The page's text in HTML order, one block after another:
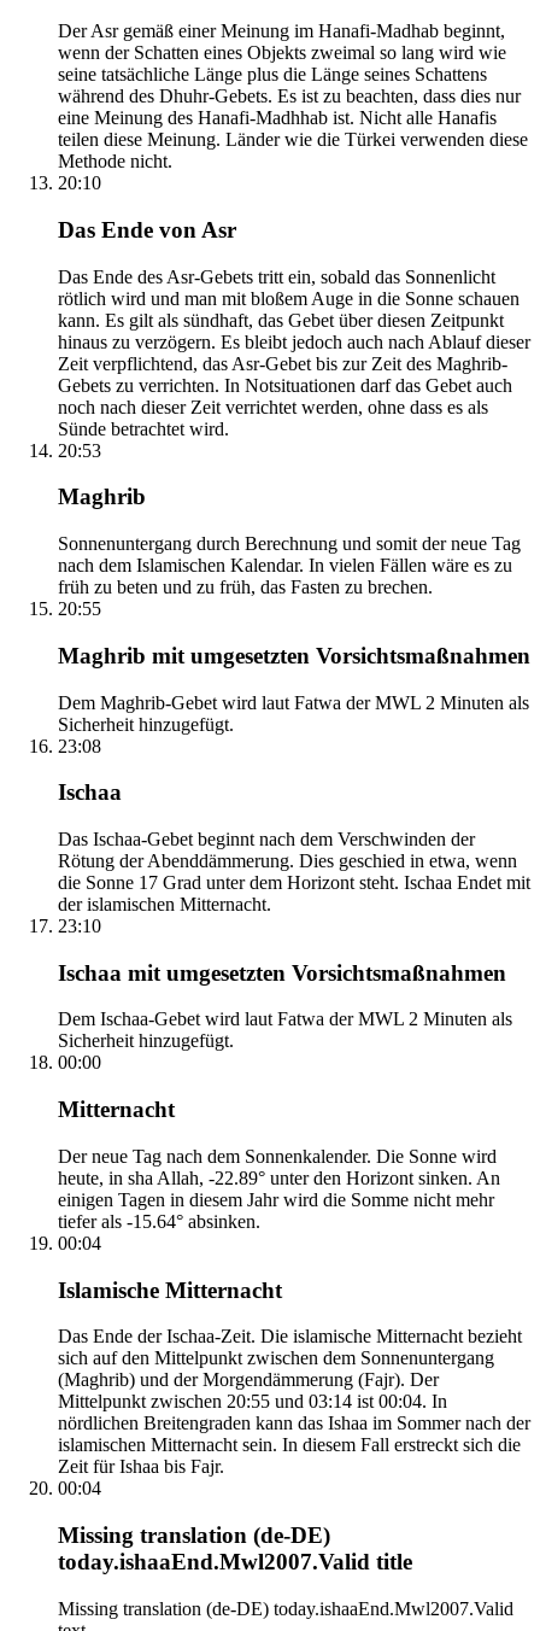
Der Asr gemäß einer Meinung im Hanafi-Madhab beginnt,
wenn der Schatten eines Objekts zweimal so lang wird wie
seine tatsächliche Länge plus die Länge seines Schattens
während des Dhuhr-Gebets. Es ist zu beachten, dass dies nur
eine Meinung des Hanafi-Madhhab ist. Nicht alle Hanafis
teilen diese Meinung. Länder wie die Türkei verwenden diese
Methode nicht.
20:10
Das Ende von Asr
Das Ende des Asr-Gebets tritt ein, sobald das Sonnenlicht
rötlich wird und man mit bloßem Auge in die Sonne schauen
kann. Es gilt als sündhaft, das Gebet über diesen Zeitpunkt
hinaus zu verzögern. Es bleibt jedoch auch nach Ablauf dieser
Zeit verpflichtend, das Asr-Gebet bis zur Zeit des Maghrib-
Gebets zu verrichten. In Notsituationen darf das Gebet auch
noch nach dieser Zeit verrichtet werden, ohne dass es als
Sünde betrachtet wird.
20:53
Maghrib
Sonnenuntergang durch Berechnung und somit der neue Tag
nach dem Islamischen Kalendar. In vielen Fällen wäre es zu
früh zu beten und zu früh, das Fasten zu brechen.
20:55
Maghrib mit umgesetzten Vorsichtsmaßnahmen
Dem Maghrib-Gebet wird laut Fatwa der MWL 2 Minuten als
Sicherheit hinzugefügt.
23:08
Ischaa
Das Ischaa-Gebet beginnt nach dem Verschwinden der
Rötung der Abenddämmerung. Dies geschied in etwa, wenn
die Sonne 17 Grad unter dem Horizont steht. Ischaa Endet mit
der islamischen Mitternacht.
23:10
Ischaa mit umgesetzten Vorsichtsmaßnahmen
Dem Ischaa-Gebet wird laut Fatwa der MWL 2 Minuten als
Sicherheit hinzugefügt.
00:00
Mitternacht
Der neue Tag nach dem Sonnenkalender. Die Sonne wird
heute, in sha Allah, -22.89° unter den Horizont sinken. An
einigen Tagen in diesem Jahr wird die Somme nicht mehr
tiefer als -15.64° absinken.
00:04
Islamische Mitternacht
Das Ende der Ischaa-Zeit. Die islamische Mitternacht bezieht
sich auf den Mittelpunkt zwischen dem Sonnenuntergang
(Maghrib) und der Morgendämmerung (Fajr). Der
Mittelpunkt zwischen 20:55 und 03:14 ist 00:04. In
nördlichen Breitengraden kann das Ishaa im Sommer nach der
islamischen Mitternacht sein. In diesem Fall erstreckt sich die
Zeit für Ishaa bis Fajr.
00:04
Missing translation (de-DE)
today.ishaaEnd.Mwl2007.Valid title
Missing translation (de-DE) today.ishaaEnd.Mwl2007.Valid